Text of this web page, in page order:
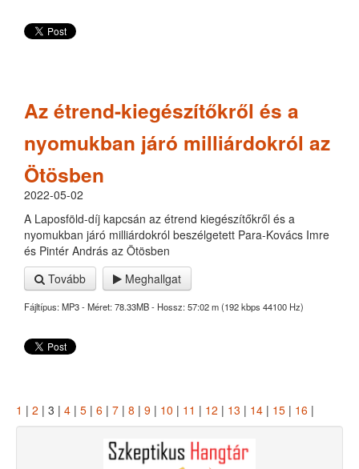
Az étrend-kiegészítőkről és a
nyomukban járó milliárdokról az
Ötösben
2022-05-02
A Laposföld-díj kapcsán az étrend kiegészítőkről és a
nyomukban járó milliárdokról beszélgetett Para-Kovács Imre
és Pintér András az Ötösben
Tovább
Meghallgat
Fájltípus: MP3 - Méret: 78.33MB - Hossz: 57:02 m (192 kbps 44100 Hz)
1 | 2 | 3 | 4 | 5 | 6 | 7 | 8 | 9 | 10 | 11 | 12 | 13 | 14 | 15 | 16 |